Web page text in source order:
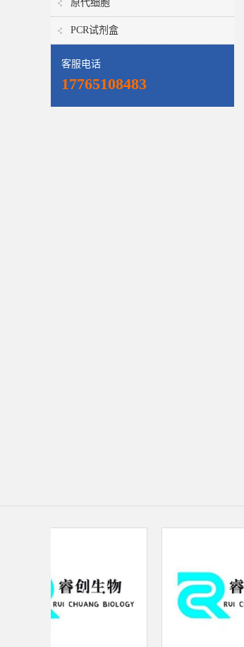
原代细胞
PCR试剂盒
客服电话
17765108483